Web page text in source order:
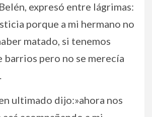
expresó entre lágrimas:
porque a mi hermano no
matado, si tenemos
barrios pero no se merecía
ultimado dijo:»ahora nos